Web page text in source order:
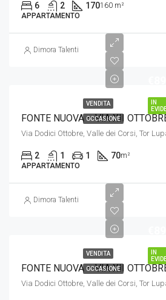
6 2 170160 m²
APPARTAMENTO
Dimora Talenti
IN
VENDITA
OCCASIONE
FONTE NUOVA – VIA XII
2 1 1 70m²
APPARTAMENTO
Dimora Talenti
IN
VENDITA
OCCASIONE
FONTE NUOVA – VIA XII